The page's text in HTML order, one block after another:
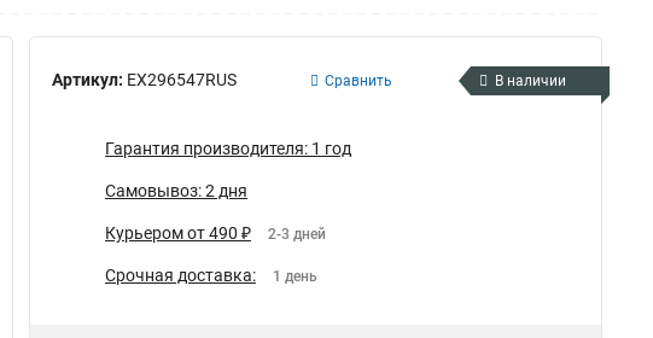
Артикул: EX296547RUS Сравнить В наличии
Гарантия производителя: 1 год
Самовывоз: 2 дня
Курьером от 490 ₽ 2-3 дней
Срочная доставка: 1 день